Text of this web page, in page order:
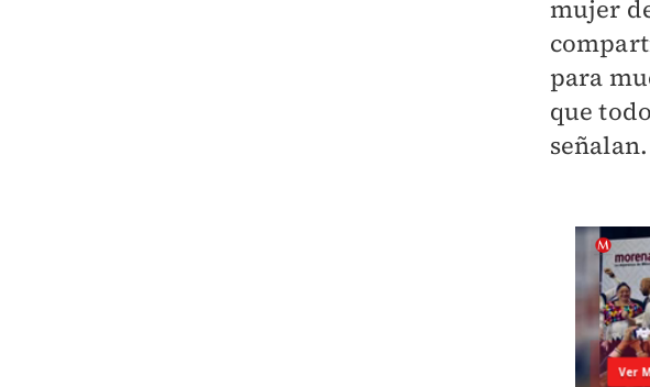
mujer
para
que
señalan.